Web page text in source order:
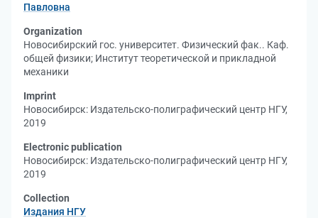
Павловна
Organization
Новосибирский гос. университет. Физический фак.. Каф.
общей физики; Институт теоретической и прикладной
механики
Imprint
Новосибирск: Издательско-полиграфический центр НГУ,
2019
Electronic publication
Новосибирск: Издательско-полиграфический центр НГУ,
2019
Collection
Издания НГУ